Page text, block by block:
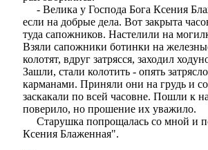
- Велика у Господа Бога Ксения
если на добрые дела. Вот закрыта
туда сапожников. Настелили на
Взяли сапожники ботинки на
колотят, вдруг затрясся, заходил
Зашли, стали колотить - опять
карманами. Приняли они на грудь и
заскакали по всей часовне. Пошли к
поверило, но прошение их уважило.
Старушка попрощалась со мной и
Ксения Блаженная".